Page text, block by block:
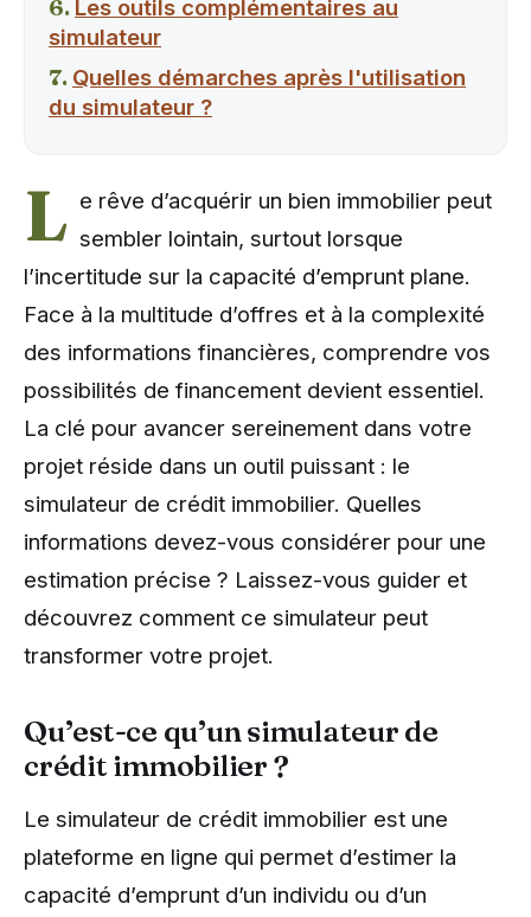
Les outils complémentaires au
simulateur
Quelles démarches après l'utilisation
du simulateur ?
L e rêve d’acquérir un bien immobilier peut
sembler lointain, surtout lorsque
l’incertitude sur la capacité d’emprunt plane.
Face à la multitude d’offres et à la complexité
des informations financières, comprendre vos
possibilités de financement devient essentiel.
La clé pour avancer sereinement dans votre
projet réside dans un outil puissant : le
simulateur de crédit immobilier. Quelles
informations devez-vous considérer pour une
estimation précise ? Laissez-vous guider et
découvrez comment ce simulateur peut
transformer votre projet.
Qu’est-ce qu’un simulateur de
crédit immobilier ?
Le simulateur de crédit immobilier est une
plateforme en ligne qui permet d’estimer la
capacité d’emprunt d’un individu ou d’un